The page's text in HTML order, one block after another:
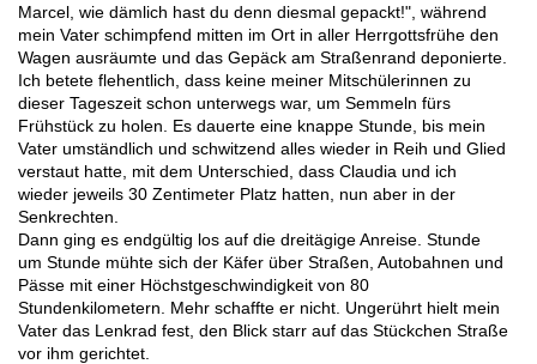
Marcel, wie dämlich hast du denn diesmal gepackt!", während
mein Vater schimpfend mitten im Ort in aller Herrgottsfrühe den
Wagen ausräumte und das Gepäck am Straßenrand deponierte.
Ich betete flehentlich, dass keine meiner Mitschülerinnen zu
dieser Tageszeit schon unterwegs war, um Semmeln fürs
Frühstück zu holen. Es dauerte eine knappe Stunde, bis mein
Vater umständlich und schwitzend alles wieder in Reih und Glied
verstaut hatte, mit dem Unterschied, dass Claudia und ich
wieder jeweils 30 Zentimeter Platz hatten, nun aber in der
Senkrechten.
Dann ging es endgültig los auf die dreitägige Anreise. Stunde
um Stunde mühte sich der Käfer über Straßen, Autobahnen und
Pässe mit einer Höchstgeschwindigkeit von 80
Stundenkilometern. Mehr schaffte er nicht. Ungerührt hielt mein
Vater das Lenkrad fest, den Blick starr auf das Stückchen Straße
vor ihm gerichtet.